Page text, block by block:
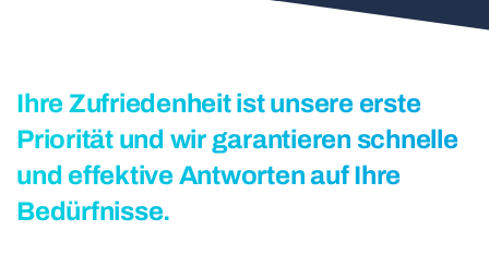
Ihre Zufriedenheit ist unsere erste
Priorität und wir garantieren schnelle
und effektive Antworten auf Ihre
Bedürfnisse.